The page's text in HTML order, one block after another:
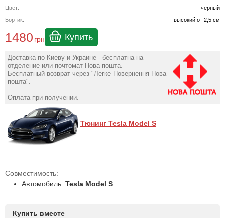
Цвет:
черный
Бортик:
высокий от 2,5 см
1480 грн Купить
Доставка по Киеву и Украине - бесплатна на
отделение или почтомат Нова пошта.
Бесплатный возврат через "Легке Повернення Нова
пошта".
Оплата при получении.
Тюнинг Tesla Model S
Совместимость:
Автомобиль: Tesla Model S
Купить вместе